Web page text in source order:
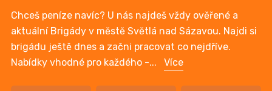
Chceš peníze navíc? U nás najdeš vždy ověřené a
aktuální Brigády v městě Světlá nad Sázavou. Najdi si
brigádu ještě dnes a začni pracovat co nejdříve.
Nabídky vhodné pro každého -... Více